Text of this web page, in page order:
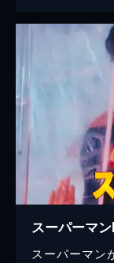
スーパーマ
スーパーマン